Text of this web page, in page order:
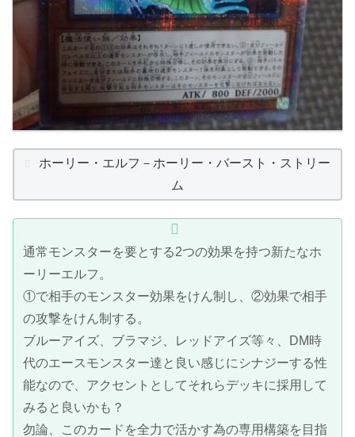
ホーリー・エルフ－ホーリー・バースト・ストリー
ム
通常モンスターを要とする2つの効果を持つ新たなホ
ーリーエルフ。
①で相手のモンスター効果をけん制し、②効果で相手
の攻撃をけん制する。
ブルーアイズ、ブラマジ、レッドアイズ等々、DM時
代のエースモンスター達と良い感じにシナジーする性
能なので、アクセントとしてそれらデッキに採用して
みると良いかも？
勿論、このカードを全力で活かす為の専用構築を目指